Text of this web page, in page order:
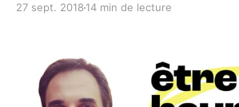
l’avenir.
27 sept. 2018 14 min de lecture